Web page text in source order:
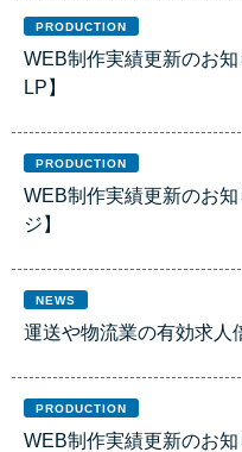
PRODUCTION
WEB制作実績更新のお
LP】
PRODUCTION
WEB制作実績更新のお
ジ】
NEWS
運送や物流業の有効求人
PRODUCTION
WEB制作実績更新のお